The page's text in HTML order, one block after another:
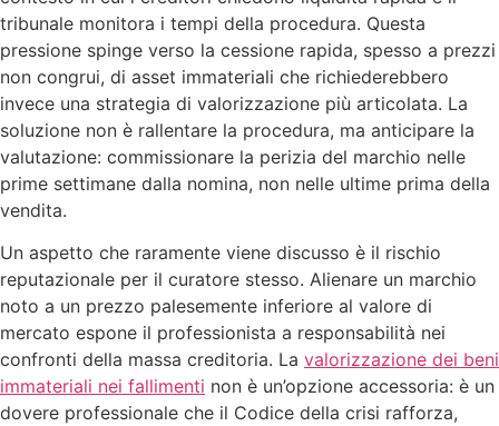
tribunale monitora i tempi della procedura. Questa
pressione spinge verso la cessione rapida, spesso a prezzi
non congrui, di asset immateriali che richiederebbero
invece una strategia di valorizzazione più articolata. La
soluzione non è rallentare la procedura, ma anticipare la
valutazione: commissionare la perizia del marchio nelle
prime settimane dalla nomina, non nelle ultime prima della
vendita.
Un aspetto che raramente viene discusso è il rischio
reputazionale per il curatore stesso. Alienare un marchio
noto a un prezzo palesemente inferiore al valore di
mercato espone il professionista a responsabilità nei
confronti della massa creditoria. La valorizzazione dei beni
immateriali nei fallimenti non è un’opzione accessoria: è un
dovere professionale che il Codice della crisi rafforza,